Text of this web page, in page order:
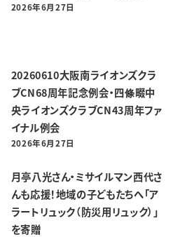
投稿日
2026年6月27日
20260610大阪南ライオンズクラ
ブCN68周年記念例会・四條畷中
央ライオンズクラブCN43周年ファ
イナル例会
投稿日
2026年6月27日
月亭八光さん・ミサイルマン西代さ
んも応援！地域の子どもたちへ「ア
ラートリュック（防災用リュック）」
を寄贈